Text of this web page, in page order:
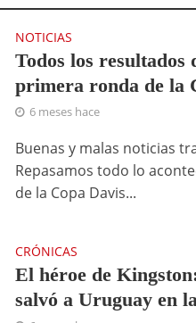
NOTICIAS
Todos los resultados
primera ronda de la
6 meses hace
Buenas y malas noticias
Repasamos todo lo
de la Copa Davis...
CRÓNICAS
El héroe de
salvó a Uruguay en